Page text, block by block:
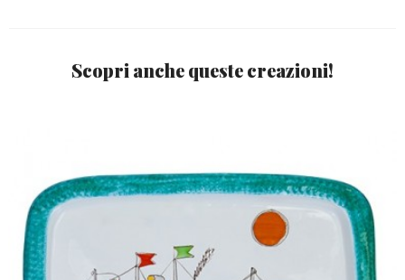
Scopri anche queste creazioni!